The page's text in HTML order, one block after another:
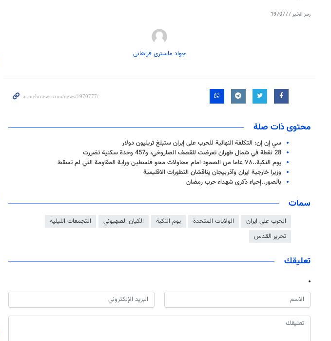
رمز الخبر1970777
جواد ماستری فراهانی
محتوى ذات صلة
سي إن إن: التكلفة النهائية للحرب على إيران ستبلغ تريليون دولار
28 نقطة في شمال طهران تعرضت للقصف الصاروخي، و457 وحدة سكنية تضررت
يوم النكبة..٧٨ عاما من الصمود امام محاولات محو فلسطين وراية المقاومة التي لم تسقط
وزيرا خارجية ايران وآذربيجان يناقشان التطورات الاقليمية
بالصور..إحياء ذكرى شهداء حرب رمضان
سمات
الحرب على ايران الولايات المتحدة يوم النكبة الكيان الصهيوني
التجمعات الليلية
تحرير القدس
تعليقك